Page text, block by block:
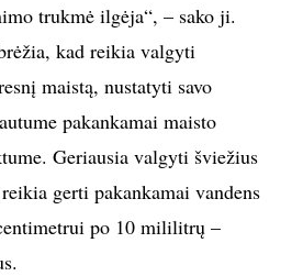
Sekite mus:
trukmė ilgėja“, – sako ji.
kad reikia valgyti
maistą, nustatyti savo
pakankamai maisto
Geriausia valgyti šviežius
gerti pakankamai vandens
po 10 mililitrų –